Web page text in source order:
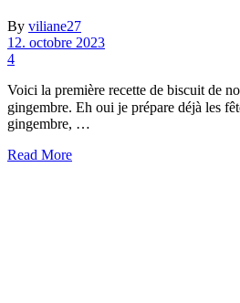
By viliane27
12. octobre 2023
4
Voici la première recette de biscuit de
gingembre. Eh oui je prépare déjà les
gingembre, …
Read More